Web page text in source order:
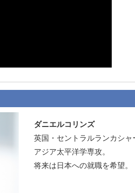
ダニエルコリンズ
英国・セントラルランカシャ
アジア太平洋学専攻。
将来は日本への就職を希望。